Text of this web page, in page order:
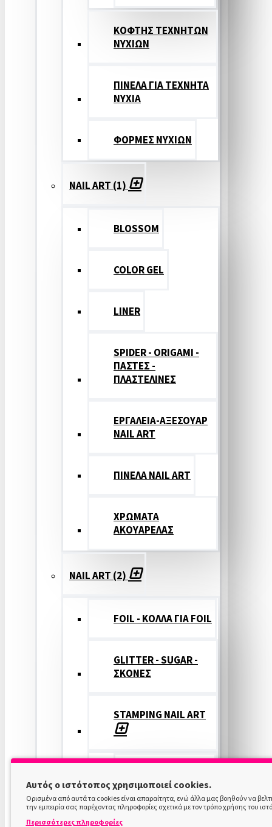
ΚΟΦΤΗΣ ΤΕΧΝΗΤΩΝ
ΝΥΧΙΩΝ
ΠΙΝΕΛΑ ΓΙΑ ΤΕΧΝΗΤΑ
ΝΥΧΙΑ
ΦΟΡΜΕΣ ΝΥΧΙΩΝ
NAIL ART (1)
BLOSSOM
COLOR GEL
LINER
SPIDER - ORIGAMI -
ΠΑΣΤΕΣ -
ΠΛΑΣΤΕΛΙΝΕΣ
ΕΡΓΑΛΕΙΑ-ΑΞΕΣΟΥΑΡ
NAIL ART
ΠΙΝΕΛΑ NAIL ART
ΧΡΩΜΑΤΑ
ΑΚΟΥΑΡΕΛΑΣ
NAIL ART (2)
FOIL - ΚΟΛΛΑ ΓΙΑ FOIL
GLITTER - SUGAR -
ΣΚΟΝΕΣ
STAMPING NAIL ART
COLOR
Αυτός ο ιστότοπος χρησιμοποιεί cookies.
Ορισμένα από αυτά τα cookies είναι απαραίτητα, ενώ άλλα μας βοηθούν να
την εμπειρία σας παρέχοντας πληροφορίες σχετικά με τον τρόπο χρήσης του
Περισσότερες πληροφορίες